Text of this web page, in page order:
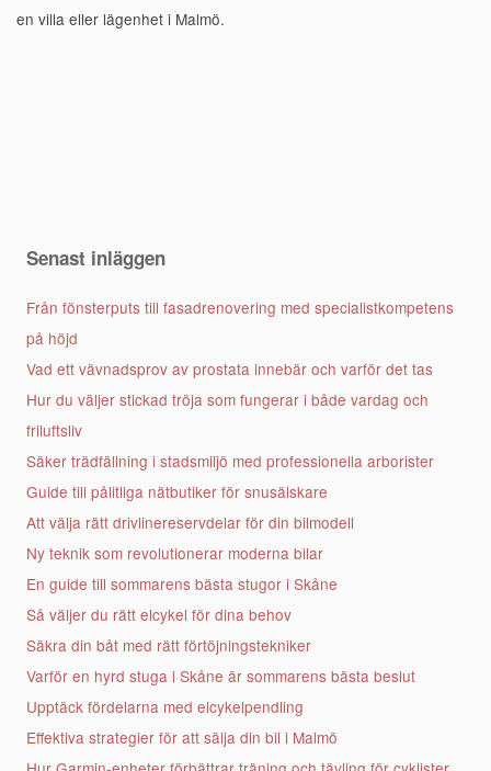
en villa eller lägenhet i Malmö.
Senast inläggen
Från fönsterputs till fasadrenovering med specialistkompetens
på höjd
Vad ett vävnadsprov av prostata innebär och varför det tas
Hur du väljer stickad tröja som fungerar i både vardag och
friluftsliv
Säker trädfällning i stadsmiljö med professionella arborister
Guide till pålitliga nätbutiker för snusälskare
Att välja rätt drivlinereservdelar för din bilmodell
Ny teknik som revolutionerar moderna bilar
En guide till sommarens bästa stugor i Skåne
Så väljer du rätt elcykel för dina behov
Säkra din båt med rätt förtöjningstekniker
Varför en hyrd stuga i Skåne är sommarens bästa beslut
Upptäck fördelarna med elcykelpendling
Effektiva strategier för att sälja din bil i Malmö